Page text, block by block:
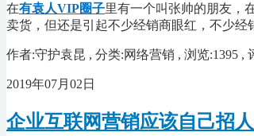
在有袁人VIP圈子里有一个叫张帅的朋友，
卖货，但还是引起不少经销商眼红，不少经
作者:守护袁昆 , 分类:网络营销 , 浏览:1395 ,
2019年07月02日
企业互联网营销应该自己招